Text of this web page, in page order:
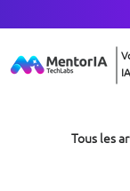
Tous les